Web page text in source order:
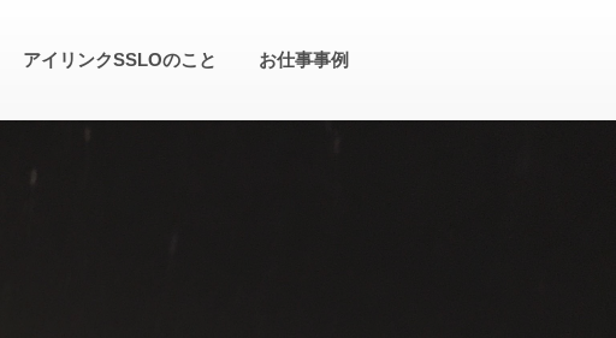
アイリンクSSLOのこと お仕事事例